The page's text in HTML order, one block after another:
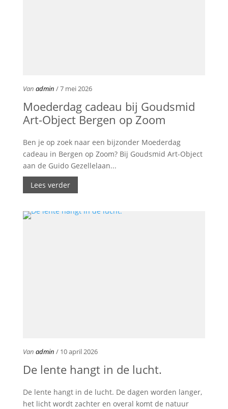
Van admin / 7 mei 2026
Moederdag cadeau bij Goudsmid
Art-Object Bergen op Zoom
Ben je op zoek naar een bijzonder Moederdag
cadeau in Bergen op Zoom? Bij Goudsmid Art-Object
aan de Guido Gezellelaan...
Lees verder
Van admin / 10 april 2026
De lente hangt in de lucht.
De lente hangt in de lucht. De dagen worden langer,
het licht wordt zachter en overal komt de natuur